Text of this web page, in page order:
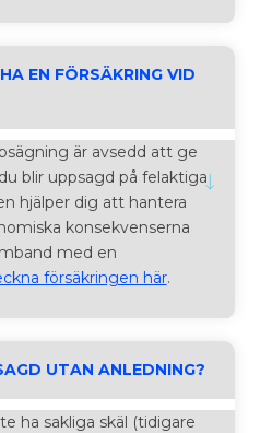
EN FÖRSÄKRING VID
är avsedd att ge
blir uppsagd på felaktiga
hjälper dig att hantera
konsekvenserna
med en
försäkringen här.
UTAN ANLEDNING?
ha sakliga skäl (tidigare